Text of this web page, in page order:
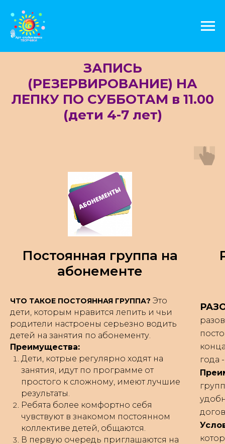
ЗАПИСЬ
(РЕЗЕРВИРОВАНИЕ) НА
ЛЕПКУ ПО СУББОТАМ в 11.00
(дети 4-7 лет)
Постоянная группа на
абонементе
ЧТО ТАКОЕ ПОСТОЯННАЯ ГРУППА? Это
дети, которым нравится лепить и чьи
родители настроены серьезно водить
детей на занятия по абонементу.
Преимущества:
Дети, котрые регулярно ходят на
занятия, идут по программе от
простого к сложному, имеют лучшие
результаты.
Ребята более комфортно себя
чувствуют в знакомом постоянном
коллективе детей, общаются.
В первую очередь приглашаются на
года